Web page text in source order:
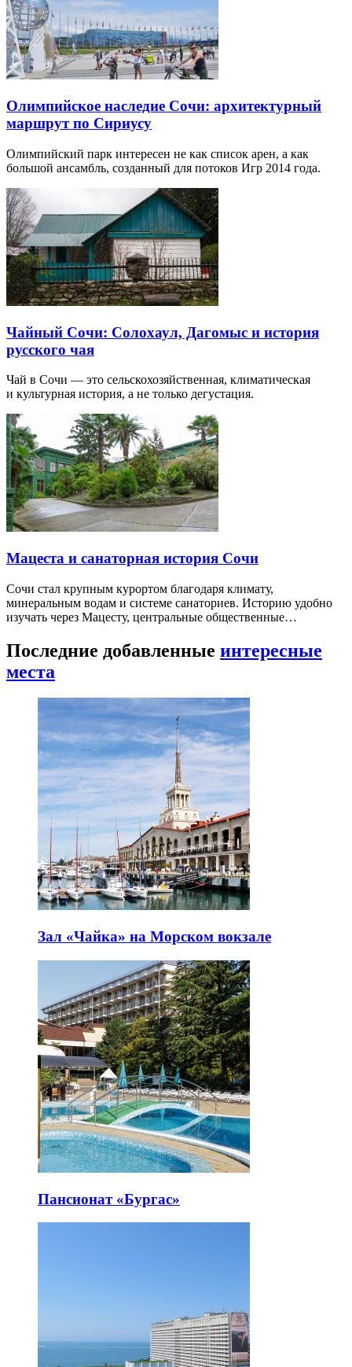
Олимпийское наследие Сочи: архитектурный
маршрут по Сириусу
Олимпийский парк интересен не как список арен, а как
большой ансамбль, созданный для потоков Игр 2014 года.
Чайный Сочи: Солохаул, Дагомыс и история
русского чая
Чай в Сочи — это сельскохозяйственная, климатическая
и культурная история, а не только дегустация.
Мацеста и санаторная история Сочи
Сочи стал крупным курортом благодаря климату,
минеральным водам и системе санаториев. Историю удобно
изучать через Мацесту, центральные общественные…
Последние добавленные интересные
места
Зал «Чайка» на Морском вокзале
Пансионат «Бургас»